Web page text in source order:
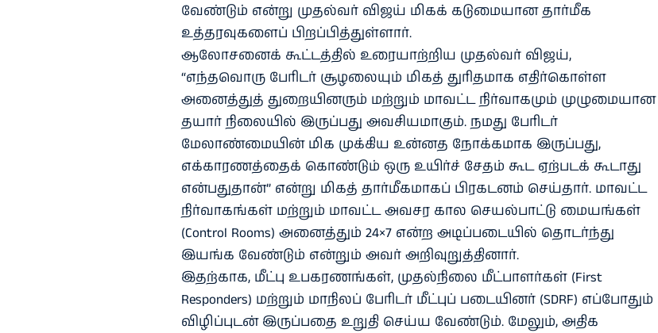
வேண்டும் என்று முதல்வர் விஜய் மிகக் கடுமையான தார்மீக
உத்தரவுகளைப் பிறப்பித்துள்ளார்.
ஆலோசனைக் கூட்டத்தில் உரையாற்றிய முதல்வர் விஜய்,
“எந்தவொரு பேரிடர் சூழலையும் மிகத் துரிதமாக எதிர்கொள்ள
அனைத்துத் துறையினரும் மற்றும் மாவட்ட நிர்வாகமும் முழுமையான
தயார் நிலையில் இருப்பது அவசியமாகும். நமது பேரிடர்
மேலாண்மையின் மிக முக்கிய உன்னத நோக்கமாக இருப்பது,
எக்காரணத்தைக் கொண்டும் ஒரு உயிர்ச் சேதம் கூட ஏற்படக் கூடாது
என்பதுதான்” என்று மிகத் தார்மீகமாகப் பிரகடனம் செய்தார். மாவட்ட
நிர்வாகங்கள் மற்றும் மாவட்ட அவசர கால செயல்பாட்டு மையங்கள்
(Control Rooms) அனைத்தும் 24×7 என்ற அடிப்படையில் தொடர்ந்து
இயங்க வேண்டும் என்றும் அவர் அறிவுறுத்தினார்.
இதற்காக, மீட்பு உபகரணங்கள், முதல்நிலை மீட்பாளர்கள் (First
Responders) மற்றும் மாநிலப் பேரிடர் மீட்புப் படையினர் (SDRF) எப்போதும்
விழிப்புடன் இருப்பதை உறுதி செய்ய வேண்டும். மேலும், அதிக